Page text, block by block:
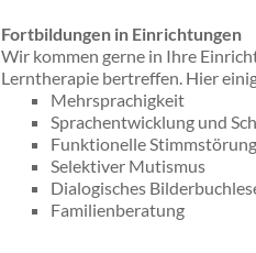
Fortbildungen in Einrichtungen
Wir kommen gerne in Ihre
Lerntherapie bertreffen. Hier
Mehrsprachigkeit
Sprachentwicklung und
Funktionelle
Selektiver Mutismus
Dialogisches
Familienberatung